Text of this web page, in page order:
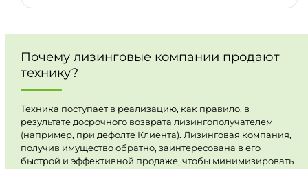
Почему лизинговые компании продают
технику?
Техника поступает в реализацию, как правило, в
результате досрочного возврата лизингополучателем
(например, при дефолте Клиента). Лизинговая компания,
получив имущество обратно, заинтересована в его
быстрой и эффективной продаже, чтобы минимизировать